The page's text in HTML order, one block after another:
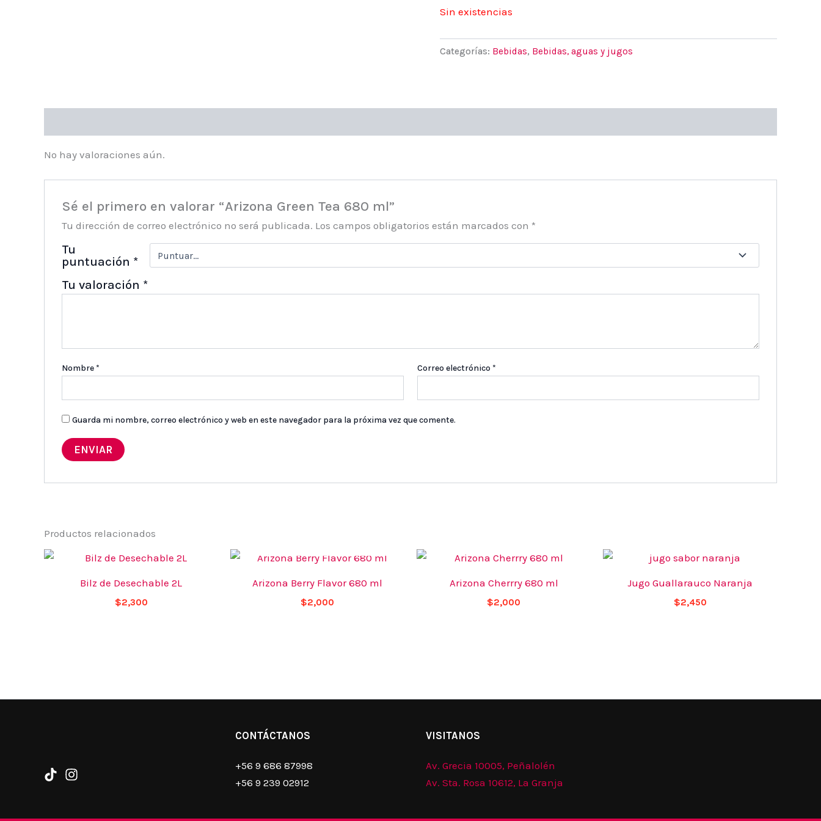
Sin existencias
Categorías: Bebidas, Bebidas, aguas y jugos
No hay valoraciones aún.
Sé el primero en valorar “Arizona Green Tea 680 ml”
Tu dirección de correo electrónico no será publicada. Los campos obligatorios están marcados con *
Tu
puntuación *
Tu valoración *
Nombre * Correo electrónico *
Guarda mi nombre, correo electrónico y web en este navegador para la próxima vez que comente.
Productos relacionados
Bilz de Desechable 2L
$2,300
Arizona Berry Flavor 680 ml
$2,000
Arizona Cherrry 680 ml
$2,000
Jugo Guallarauco Naranja
$2,450
CONTÁCTANOS
+56 9 686 87998
+56 9 239 02912
VISITANOS
Av. Grecia 10005, Peñalolén
Av. Sta. Rosa 10612, La Granja